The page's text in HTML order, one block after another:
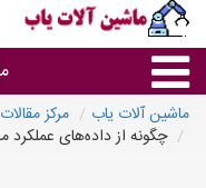
ماشین آلات یاب
مرکز مقالات
چگونه از داده‌های عملکرد